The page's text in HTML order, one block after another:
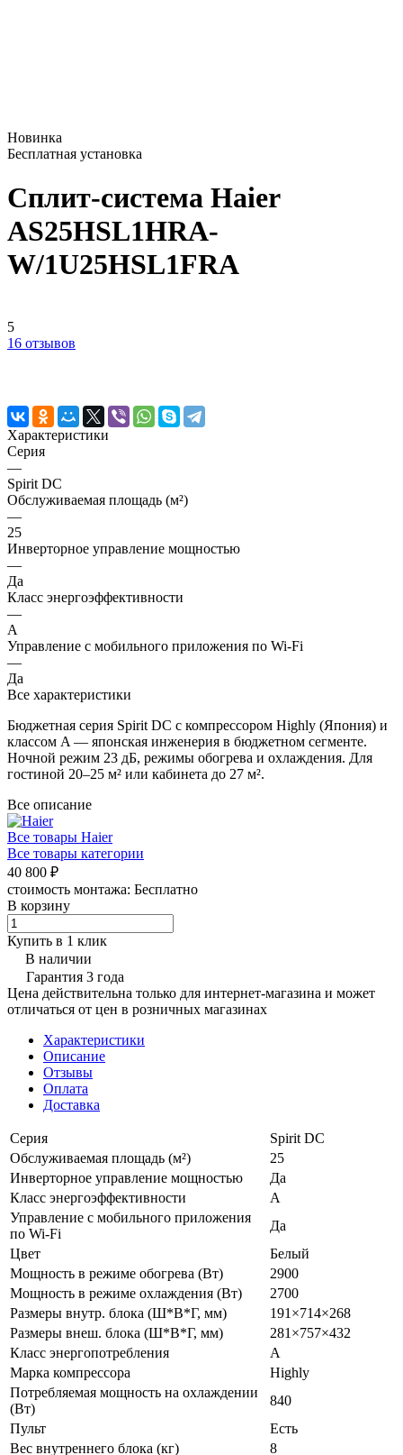
Новинка
Бесплатная установка
Сплит-система Haier
AS25HSL1HRA-
W/1U25HSL1FRA
5
16 отзывов
Характеристики
Серия
—
Spirit DC
Обслуживаемая площадь (м²)
—
25
Инверторное управление мощностью
—
Да
Класс энергоэффективности
—
A
Управление c мобильного приложения по Wi-Fi
—
Да
Все характеристики
Бюджетная серия Spirit DC с компрессором Highly (Япония) и
классом A — японская инженерия в бюджетном сегменте.
Ночной режим 23 дБ, режимы обогрева и охлаждения. Для
гостиной 20–25 м² или кабинета до 27 м².
Все описание
Все товары Haier
Все товары категории
40 800 ₽
стоимость монтажа: Бесплатно
В корзину
Купить в 1 клик
В наличии
Гарантия 3 года
Цена действительна только для интернет-магазина и может
отличаться от цен в розничных магазинах
Характеристики
Описание
Отзывы
Оплата
Доставка
Серия
Spirit DC
Обслуживаемая площадь (м²)
25
Инверторное управление мощностью
Да
Класс энергоэффективности
A
Управление c мобильного приложения
по Wi-Fi
Да
Цвет
Белый
Мощность в режиме обогрева (Вт)
2900
Мощность в режиме охлаждения (Вт)
2700
Размеры внутр. блока (Ш*В*Г, мм)
191×714×268
Размеры внеш. блока (Ш*В*Г, мм)
281×757×432
Класс энергопотребления
A
Марка компрессора
Highly
Потребляемая мощность на охлаждении
(Вт)
840
Пульт
Есть
Вес внутреннего блока (кг)
8